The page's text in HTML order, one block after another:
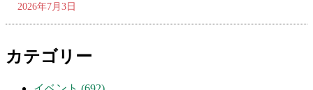
2026年7月3日
カテゴリー